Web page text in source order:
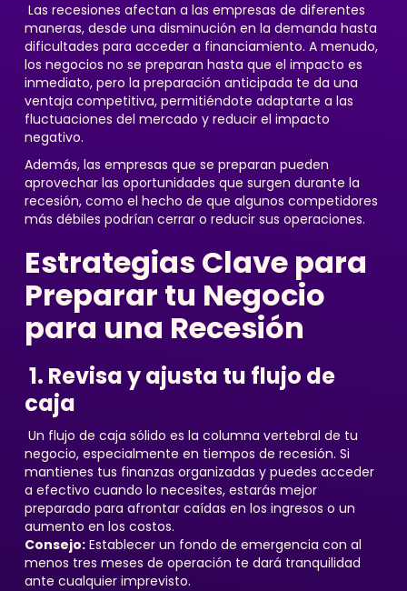
Las recesiones afectan a las empresas de diferentes
maneras, desde una disminución en la demanda hasta
dificultades para acceder a financiamiento. A menudo,
los negocios no se preparan hasta que el impacto es
inmediato, pero la preparación anticipada te da una
ventaja competitiva, permitiéndote adaptarte a las
fluctuaciones del mercado y reducir el impacto
negativo.
Además, las empresas que se preparan pueden
aprovechar las oportunidades que surgen durante la
recesión, como el hecho de que algunos competidores
más débiles podrían cerrar o reducir sus operaciones.
Estrategias Clave para
Preparar tu Negocio
para una Recesión
1. Revisa y ajusta tu flujo de
caja
Un flujo de caja sólido es la columna vertebral de tu
negocio, especialmente en tiempos de recesión. Si
mantienes tus finanzas organizadas y puedes acceder
a efectivo cuando lo necesites, estarás mejor
preparado para afrontar caídas en los ingresos o un
aumento en los costos.
Consejo:Establecer un fondo de emergencia con al
menos tres meses de operación te dará tranquilidad
ante cualquier imprevisto.